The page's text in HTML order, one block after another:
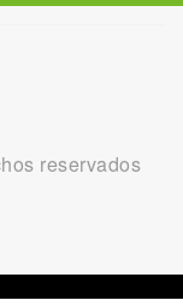
reservados